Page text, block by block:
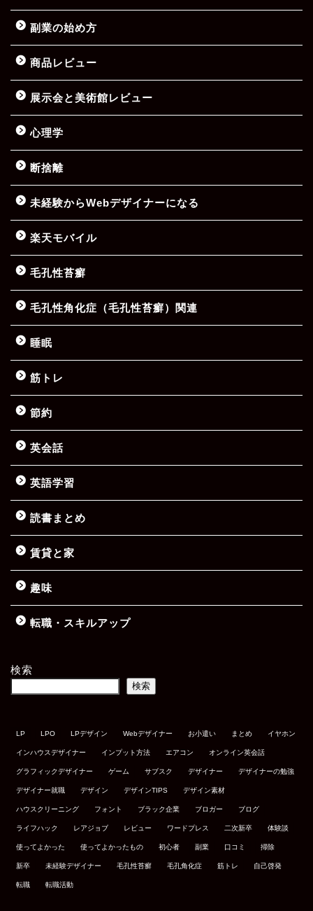
副業の始め方
商品レビュー
展示会と美術館レビュー
心理学
断捨離
未経験からWebデザイナーになる
楽天モバイル
毛孔性苔癬
毛孔性角化症（毛孔性苔癬）関連
睡眠
筋トレ
節約
英会話
英語学習
読書まとめ
賃貸と家
趣味
転職・スキルアップ
検索
検索
LP LPO LPデザイン Webデザイナー お小遣い まとめ イヤホン
インハウスデザイナー インプット方法 エアコン オンライン英会話
グラフィックデザイナー ゲーム サブスク デザイナー デザイナーの勉強
デザイナー就職 デザイン デザインTIPS デザイン素材
ハウスクリーニング フォント ブラック企業 ブロガー ブログ
ライフハック レアジョブ レビュー ワードプレス 二次新卒 体験談
使ってよかった 使ってよかったもの 初心者 副業 口コミ 掃除
新卒 未経験デザイナー 毛孔性苔癬 毛孔角化症 筋トレ 自己啓発
転職 転職活動